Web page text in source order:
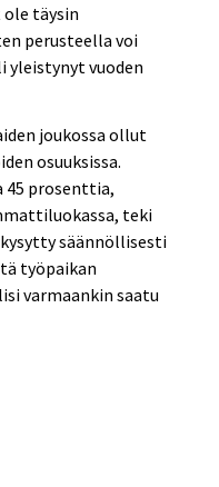
täysin
perusteella voi
vuoden
joukossa ollut
osuuksissa.
prosenttia,
teki
säännöllisesti
työpaikan
varmaankin saatu